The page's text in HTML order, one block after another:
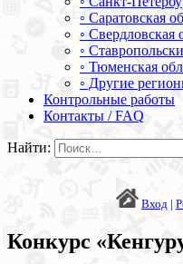
◦ Саратовская
◦ Свердловская
◦
◦ Тюменская
◦ Другие
Контрольные работы
Контакты / FAQ
Найти:
Вход |
Конкурс